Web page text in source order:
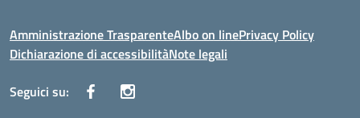
Amministrazione TrasparenteAlbo on linePrivacy Policy
Dichiarazione di accessibilitàNote legali
Seguici su: